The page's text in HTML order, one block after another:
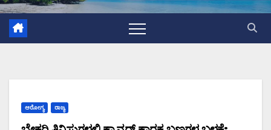
ಆರೋಗ್ಯ ರಾಜ್ಯ